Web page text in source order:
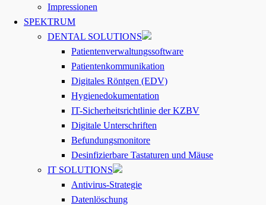
Impressionen
SPEKTRUM
DENTAL SOLUTIONS
Patientenverwaltungssoftware
Patientenkommunikation
Digitales Röntgen (EDV)
Hygienedokumentation
IT-Sicherheitsrichtlinie der KZBV
Digitale Unterschriften
Befundungsmonitore
Desinfizierbare Tastaturen und Mäuse
IT SOLUTIONS
Antivirus-Strategie
Datenlöschung